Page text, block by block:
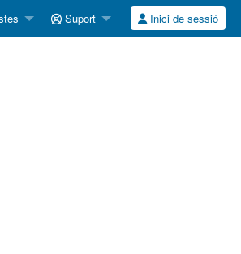
Suport Inici de sessió